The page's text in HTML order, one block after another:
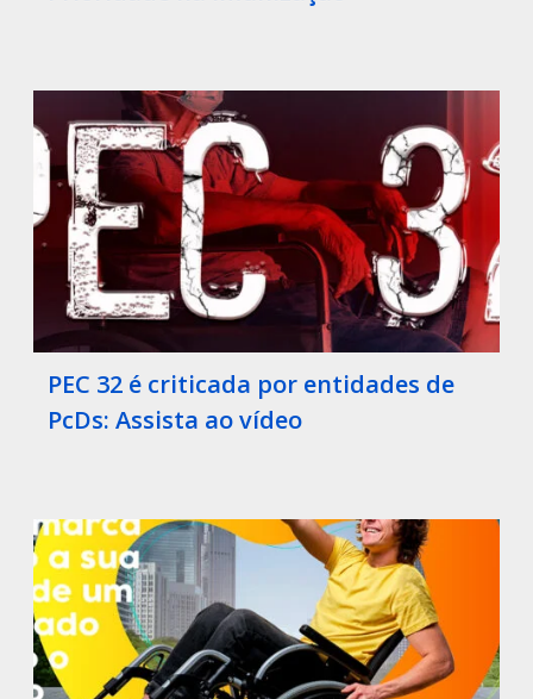
PEC 32 é criticada por entidades de
PcDs: Assista ao vídeo